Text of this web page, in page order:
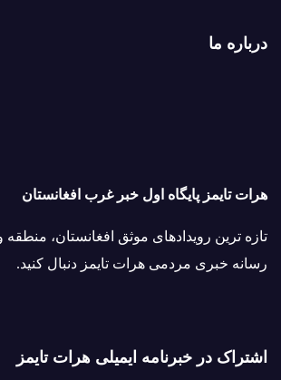
درباره ما
هرات تایمز پایگاه اول خبر غرب افغانستان
تازه ترین رویدادهای موثق افغانستان،
رسانه خبری مردمی هرات تایمز دنبال کنید.
اشتراک در خبرنامه ایمیلی هرات تایمز